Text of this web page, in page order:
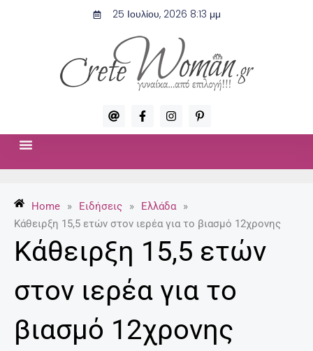
25 Ιουλίου, 2026 8:13 μμ
A
t
F
a
c
-
f
I
n
s
P
i
n
p
Home » Ειδήσεις » Ελλάδα
»
Κάθειρξη 15,5 ετών στον ιερέα για το βιασμό 12χρονης
Κάθειρξη 15,5 ετών
στον ιερέα για το
βιασμό 12χρονης